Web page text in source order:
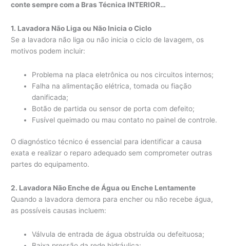
conte sempre com a Bras Técnica INTERIOR…
1. Lavadora Não Liga ou Não Inicia o Ciclo
Se a lavadora não liga ou não inicia o ciclo de lavagem, os
motivos podem incluir:
Problema na placa eletrônica ou nos circuitos internos;
Falha na alimentação elétrica, tomada ou fiação
danificada;
Botão de partida ou sensor de porta com defeito;
Fusível queimado ou mau contato no painel de controle.
O diagnóstico técnico é essencial para identificar a causa
exata e realizar o reparo adequado sem comprometer outras
partes do equipamento.
2. Lavadora Não Enche de Água ou Enche Lentamente
Quando a lavadora demora para encher ou não recebe água,
as possíveis causas incluem:
Válvula de entrada de água obstruída ou defeituosa;